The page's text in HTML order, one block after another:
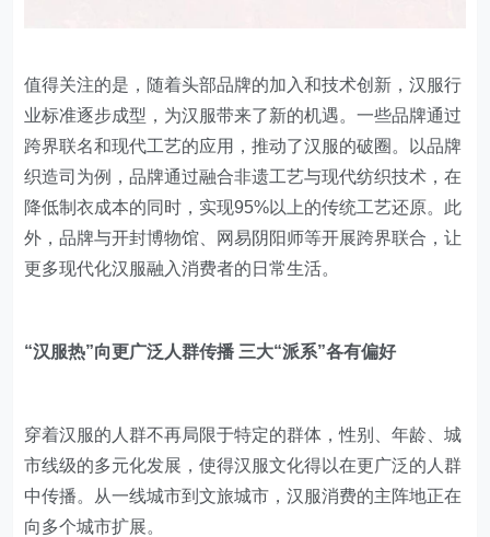
值得关注的是，随着头部品牌的加入和技术创新，汉服行
业标准逐步成型，为汉服带来了新的机遇。一些品牌通过
跨界联名和现代工艺的应用，推动了汉服的破圈。以品牌
织造司为例，品牌通过融合非遗工艺与现代纺织技术，在
降低制衣成本的同时，实现95%以上的传统工艺还原。此
外，品牌与开封博物馆、网易阴阳师等开展跨界联合，让
更多现代化汉服融入消费者的日常生活。
“汉服热”向更广泛人群传播 三大“派系”各有偏好
穿着汉服的人群不再局限于特定的群体，性别、年龄、城
市线级的多元化发展，使得汉服文化得以在更广泛的人群
中传播。从一线城市到文旅城市，汉服消费的主阵地正在
向多个城市扩展。